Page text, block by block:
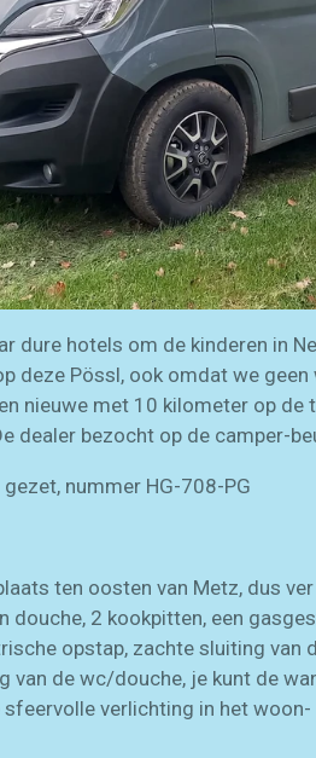
dure hotels om de kinderen in
deze Pössl, ook omdat we
nieuwe met 10 kilometer op
dealer bezocht op de camper-
nummer HG-708-PG
ten oosten van Metz, dus
2 kookpitten, een
opstap, zachte sluiting
de wc/douche, je kunt de
verlichting in het